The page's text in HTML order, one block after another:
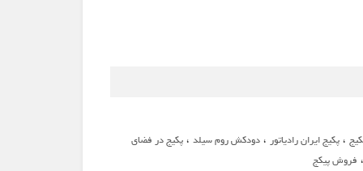
،پکیج ایران رادیاتور ،دودکش روم سیلد ،پکیج در فضای
فروش پیکج